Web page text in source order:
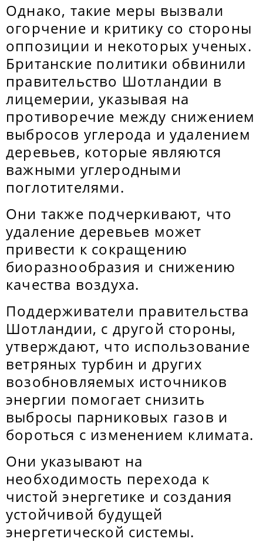
Однако, такие меры вызвали
огорчение и критику со стороны
оппозиции и некоторых ученых.
Британские политики обвинили
правительство Шотландии в
лицемерии, указывая на
противоречие между снижением
выбросов углерода и удалением
деревьев, которые являются
важными углеродными
поглотителями.
Они также подчеркивают, что
удаление деревьев может
привести к сокращению
биоразнообразия и снижению
качества воздуха.
Поддерживатели правительства
Шотландии, с другой стороны,
утверждают, что использование
ветряных турбин и других
возобновляемых источников
энергии помогает снизить
выбросы парниковых газов и
бороться с изменением климата.
Они указывают на
необходимость перехода к
чистой энергетике и создания
устойчивой будущей
энергетической системы.